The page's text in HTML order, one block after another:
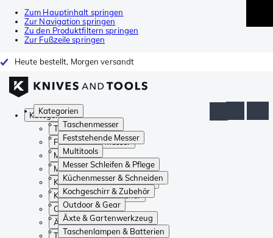
Zum Hauptinhalt springen
Zur Navigation springen
Zu den Produktfiltern springen
Zur Fußzeile springen
Heute bestellt, Morgen versandt
Kategorien
Taschenmesser
Feststehende Messer
Multitools
Messer Schleifen & Pflege
Küchenmesser & Schneiden
Kochgeschirr & Zubehör
Outdoor & Gear
Äxte & Gartenwerkzeug
Taschenlampen & Batterien
Kategorien
Taschenmesser
Feststehende Messer
Multitools
Messer Schleifen & Pflege
Küchenmesser & Schneiden
Kochgeschirr & Zubehör
Outdoor & Gear
Äxte & Gartenwerkzeug
Taschenlampen & Batterien